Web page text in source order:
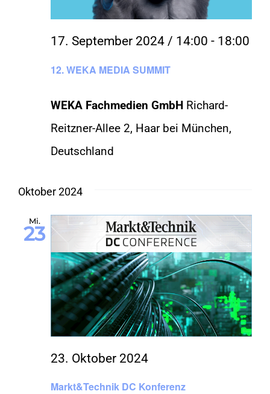
KONTAKT
12. WEKA MEDIA SUMMIT
17. September 2024 / 14:00 - 18:00
WEKA Fachmedien GmbH Richard-
Reitzner-Allee 2, Haar bei München,
Deutschland
Oktober 2024
Mi.
23
Markt&Technik DC Konferenz
23. Oktober 2024